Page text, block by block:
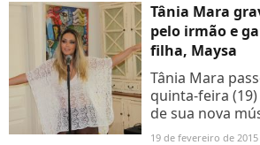
Tânia Mara
pelo irmão e
filha, Maysa
Tânia Mara
quinta-feira
de sua nova
"Me Deixar
19 de fevereiro de 2015